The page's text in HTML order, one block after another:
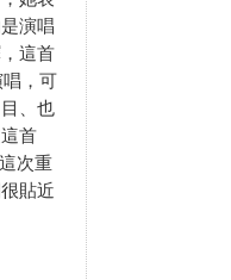
演唱
這首
，可
、也
首
次重
貼近